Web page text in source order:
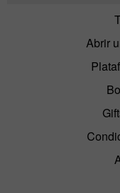
Abrir